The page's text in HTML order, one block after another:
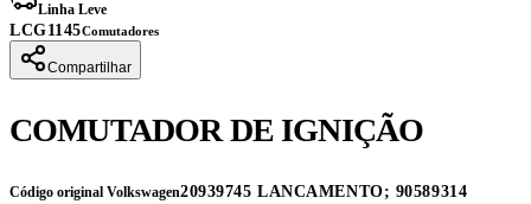
Linha Leve
LCG1145Comutadores
Compartilhar
COMUTADOR DE IGNIÇÃO
Código original Volkswagen20939745 LANCAMENTO; 90589314